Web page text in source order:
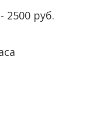
2500 руб.